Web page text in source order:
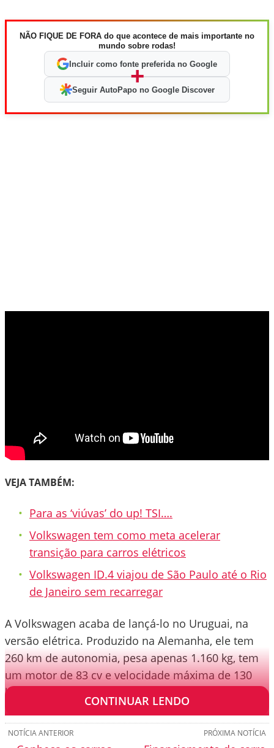
NÃO FIQUE DE FORA do que acontece de mais importante no
mundo sobre rodas!
Incluir como fonte preferida no Google
+
Seguir AutoPapo no Google Discover
VEJA TAMBÉM:
Para as ‘viúvas’ do up! TSI….
Volkswagen tem como meta acelerar
transição para carros elétricos
Volkswagen ID.4 viajou de São Paulo até o Rio
de Janeiro sem recarregar
A Volkswagen acaba de lançá-lo no Uruguai, na
versão elétrica. Produzido na Alemanha, ele tem
260 km de autonomia, pesa apenas 1.160 kg, tem
um motor de 83 cv e velocidade máxima de 130
km/h. Ou seja, tipicamente um elétrico urbano.
CONTINUAR LENDO
PRÓXIMA NOTÍCIA
NOTÍCIA ANTERIOR